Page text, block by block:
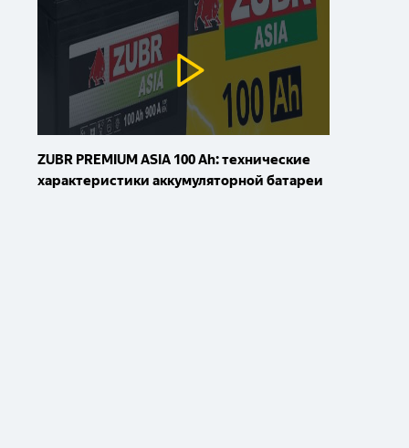
ZUBR PREMIUM ASIA 100 Ah: технические
характеристики аккумуляторной батареи